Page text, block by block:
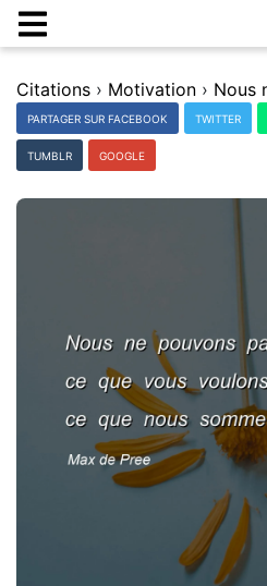
Citations › Motivation ›
PARTAGER SUR FACEBOOK TWITTER
TUMBLR GOOGLE